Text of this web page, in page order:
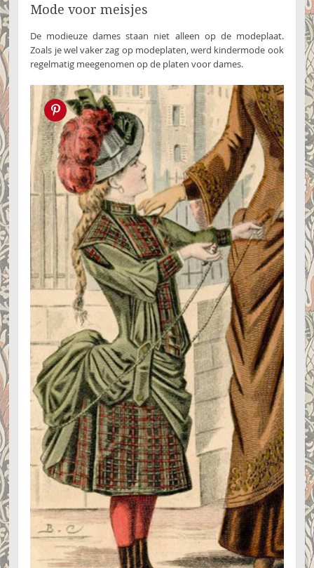
Mode voor meisjes
De modieuze dames staan niet alleen op de modeplaat.
Zoals je wel vaker zag op modeplaten, werd kindermode ook
regelmatig meegenomen op de platen voor dames.
Pin this!